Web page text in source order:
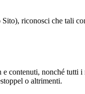
riconosci che tali
contenuti, nonché tutti
o altrimenti.